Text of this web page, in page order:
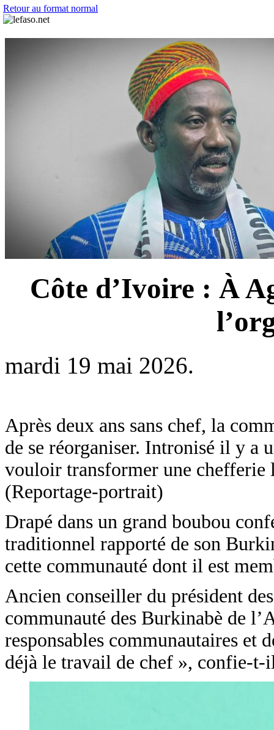
Retour au format normal
Côte d’Ivoire : À
mardi 19 mai 2026.
Après deux ans sans chef, la
de se réorganiser. Intronisé il y a
vouloir transformer une chefferie
(Reportage-portrait)
Drapé dans un grand boubou
traditionnel rapporté de son
cette communauté dont il est
Ancien conseiller du président
communauté des Burkinabè de
responsables communautaires et
déjà le travail de chef », confie-t-